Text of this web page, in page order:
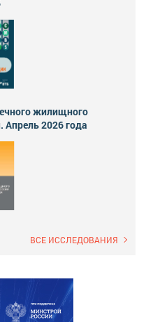
жилищного
Апрель 2026 года
ВСЕ ИССЛЕДОВАНИЯ